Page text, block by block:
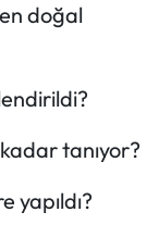
doğal
tanıyor?
yapıldı?